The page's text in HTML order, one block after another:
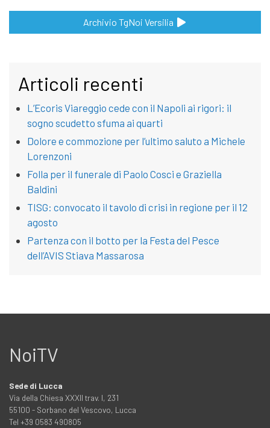
Archivio TgNoi Versilia
Articoli recenti
L’Ecoris Viareggio cede con il Napoli ai rigori: il
sogno scudetto sfuma ai quarti
Dolore e commozione per l’ultimo saluto a Michele
Lorenzoni
Folla per il funerale di Paolo Cosci e Graziella
Baldini
TISG: convocato il tavolo di crisi in regione per il 12
agosto
Partenza con il botto per la Festa del Pesce
dell’AVIS Stiava Massarosa
NoiTV
Sede di Lucca
Via della Chiesa XXXII trav. I, 231
55100 - Sorbano del Vescovo, Lucca
Tel +39 0583 490805